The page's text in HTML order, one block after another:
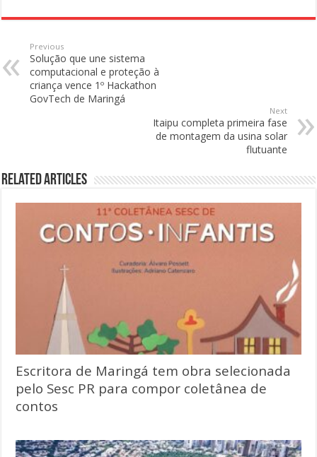
Previous
Solução que une sistema
computacional e proteção à
criança vence 1º Hackathon
GovTech de Maringá
Next
Itaipu completa primeira fase
de montagem da usina solar
flutuante
Related Articles
Escritora de Maringá tem obra selecionada
pelo Sesc PR para compor coletânea de
contos